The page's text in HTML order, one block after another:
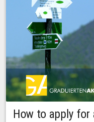
How to apply for